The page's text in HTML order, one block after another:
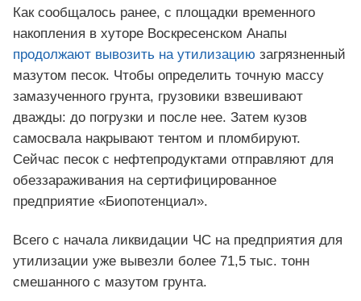
Как сообщалось ранее, с площадки временного
накопления в хуторе Воскресенском Анапы
продолжают вывозить на утилизацию загрязненный
мазутом песок. Чтобы определить точную массу
замазученного грунта, грузовики взвешивают
дважды: до погрузки и после нее. Затем кузов
самосвала накрывают тентом и пломбируют.
Сейчас песок с нефтепродуктами отправляют для
обеззараживания на сертифицированное
предприятие «Биопотенциал».
Всего с начала ликвидации ЧС на предприятия для
утилизации уже вывезли более 71,5 тыс. тонн
смешанного с мазутом грунта.